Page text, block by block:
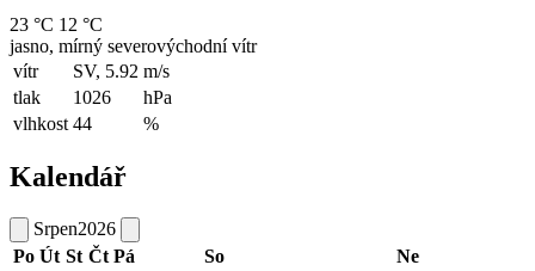
23 °C 12 °C
jasno, mírný severovýchodní vítr
vítr
SV, 5.92 m/s
tlak
1026
hPa
vlhkost 44 %
Kalendář
Srpen2026
Po Út St Čt Pá So
Ne